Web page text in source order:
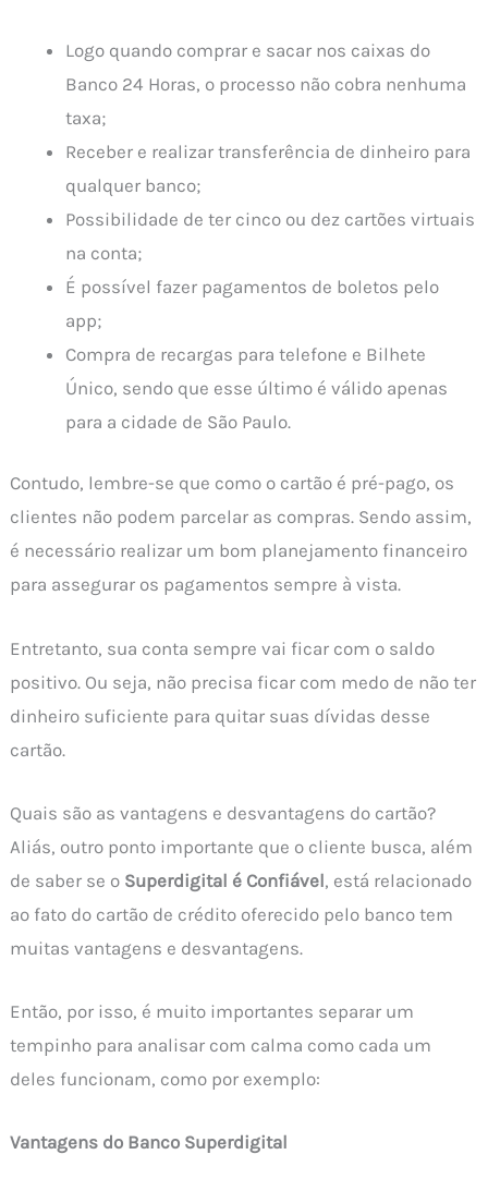
Logo quando comprar e sacar nos caixas do
Banco 24 Horas, o processo não cobra nenhuma
taxa;
Receber e realizar transferência de dinheiro para
qualquer banco;
Possibilidade de ter cinco ou dez cartões virtuais
na conta;
É possível fazer pagamentos de boletos pelo
app;
Compra de recargas para telefone e Bilhete
Único, sendo que esse último é válido apenas
para a cidade de São Paulo.
Contudo, lembre-se que como o cartão é pré-pago, os
clientes não podem parcelar as compras. Sendo assim,
é necessário realizar um bom planejamento financeiro
para assegurar os pagamentos sempre à vista.
Entretanto, sua conta sempre vai ficar com o saldo
positivo. Ou seja, não precisa ficar com medo de não ter
dinheiro suficiente para quitar suas dívidas desse
cartão.
Quais são as vantagens e desvantagens do cartão?
Aliás, outro ponto importante que o cliente busca, além
de saber se o Superdigital é Confiável, está relacionado
ao fato do cartão de crédito oferecido pelo banco tem
muitas vantagens e desvantagens.
Então, por isso, é muito importantes separar um
tempinho para analisar com calma como cada um
deles funcionam, como por exemplo:
Vantagens do Banco Superdigital